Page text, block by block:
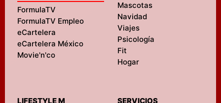
FormulaTV
FormulaTV Empleo
eCartelera
eCartelera México
Movie'n'co
Mascotas
Navidad
Viajes
Psicología
Fit
Hogar
LIFESTYLE M SERVICIOS